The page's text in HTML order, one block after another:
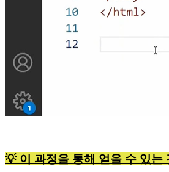
💡이 과정을 통해 얻을 수 있는